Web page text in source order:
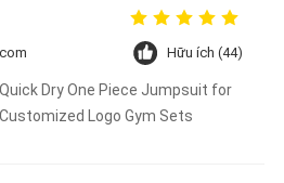
Hữu ích (44)
Dry One Piece Jumpsuit for
Logo Gym Sets